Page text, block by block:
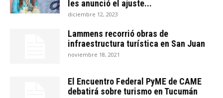
les anunció el ajuste...
diciembre 12, 2023
Lammens recorrió obras de
infraestructura turística en San Juan
noviembre 18, 2021
El Encuentro Federal PyME de CAME
debatirá sobre turismo en Tucumán